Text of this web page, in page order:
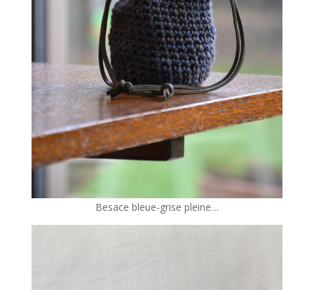
Besace bleue-grise pleine…